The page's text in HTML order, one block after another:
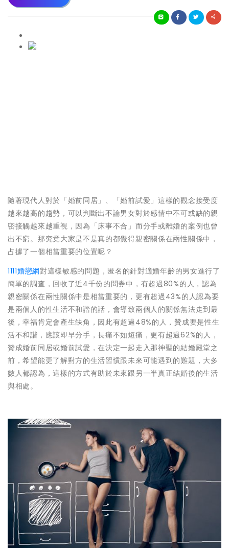
隨著現代人對於「婚前同居」、「婚前試愛」這樣的觀念接受度
越來越高的趨勢，可以判斷出不論男女對於感情中不可或缺的親
密接觸越來越重視，因為「床事不合」而分手或離婚的案例也曾
出不窮。那究竟大家是不是真的都覺得親密關係在兩性關係中，
占據了一個相當重要的位置呢？
1111婚戀網對這樣敏感的問題，匿名的針對適婚年齡的男女進行了
簡單的調查，回收了近4千份的問券中，有超過80%的人，認為
親密關係在兩性關係中是相當重要的，更有超過43%的人認為要
是兩個人的性生活不和諧的話，會導致兩個人的關係無法走到最
後，幸福肯定會產生缺角，因此有超過48%的人，贊成要是性生
活不和諧，應該即早分手，長痛不如短痛，更有超過62%的人，
贊成婚前同居或婚前試愛，在決定一起走入那神聖的結婚殿堂之
前，希望能更了解對方的生活習慣跟未來可能遇到的難題，大多
數人都認為，這樣的方式有助於未來跟另一半真正結婚後的生活
與相處。